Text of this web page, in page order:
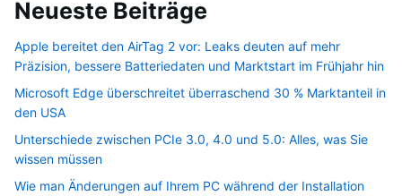
Neueste Beiträge
Apple bereitet den AirTag 2 vor: Leaks deuten auf mehr
Präzision, bessere Batteriedaten und Marktstart im Frühjahr hin
Microsoft Edge überschreitet überraschend 30 % Marktanteil in
den USA
Unterschiede zwischen PCIe 3.0, 4.0 und 5.0: Alles, was Sie
wissen müssen
Wie man Änderungen auf Ihrem PC während der Installation